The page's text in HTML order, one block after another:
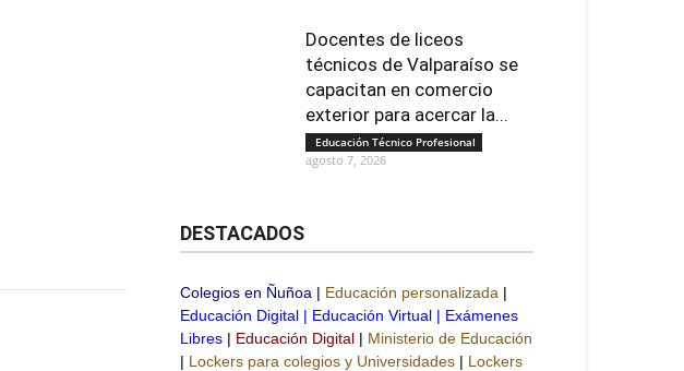
Docentes de liceos
técnicos de Valparaíso se
capacitan en comercio
exterior para acercar la...
Educación Técnico Profesional
agosto 7, 2026
DESTACADOS
Colegios en Ñuñoa | Educación personalizada |
Educación Digital | Educación Virtual | Exámenes
Libres | Educación Digital | Ministerio de Educación
| Lockers para colegios y Universidades | Lockers